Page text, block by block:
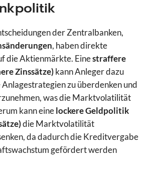
der Zentralbanken,
, haben direkte
die Aktienmärkte. Einestraffere
Zinssätze)kann Anleger dazu
zu überdenken und
was die Marktvolatilität
kann einelockere Geldpolitik
die Marktvolatilität
da dadurch die Kreditvergabe
gefördert werden